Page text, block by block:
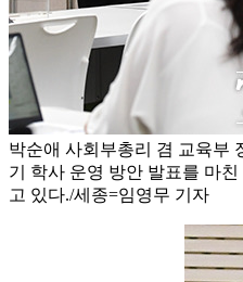
박순애 사회부총리 겸 교육부
기 학사 운영 방안 발표를 마
고 있다./세종=임영무 기자